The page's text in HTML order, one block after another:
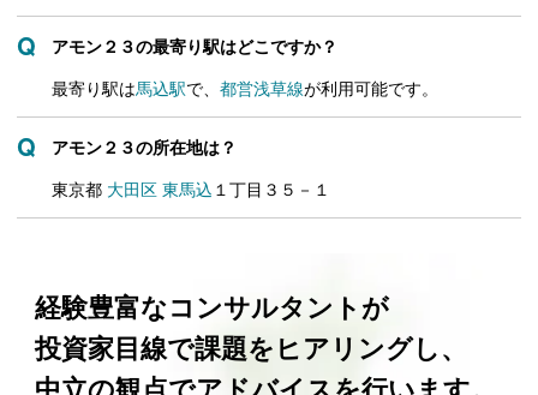
アモン２３の最寄り駅はどこですか？
最寄り駅は馬込駅で、 都営浅草線が利用可能です。
アモン２３の所在地は？
東京都 大田区 東馬込 １丁目３５－１
経験豊富なコンサルタントが
投資家目線で課題をヒアリングし、